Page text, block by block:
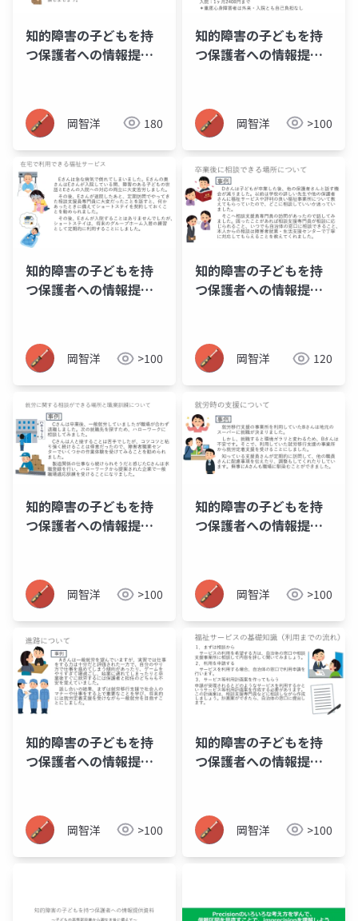
知的障害の子どもを持
つ保護者への情報提供
岡智洋 180
知的障害の子どもを持
つ保護者への情報提供
岡智洋 >100
知的障害の子どもを持
つ保護者への情報提供
岡智洋 >100
知的障害の子どもを持
つ保護者への情報提供
岡智洋 120
知的障害の子どもを持
つ保護者への情報提供
岡智洋 >100
知的障害の子どもを持
つ保護者への情報提供
岡智洋 >100
知的障害の子どもを持
つ保護者への情報提供
岡智洋 >100
知的障害の子どもを持
つ保護者への情報提供
岡智洋 >100